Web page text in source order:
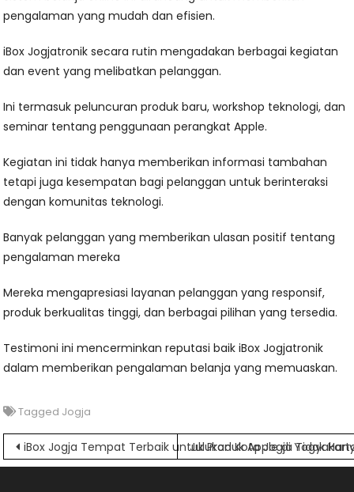
pengalaman yang mudah dan efisien.
iBox Jogjatronik secara rutin mengadakan berbagai kegiatan
dan event yang melibatkan pelanggan.
Ini termasuk peluncuran produk baru, workshop teknologi, dan
seminar tentang penggunaan perangkat Apple.
Kegiatan ini tidak hanya memberikan informasi tambahan
tetapi juga kesempatan bagi pelanggan untuk berinteraksi
dengan komunitas teknologi.
Banyak pelanggan yang memberikan ulasan positif tentang
pengalaman mereka
Mereka mengapresiasi layanan pelanggan yang responsif,
produk berkualitas tinggi, dan berbagai pilihan yang tersedia.
Testimoni ini mencerminkan reputasi baik iBox Jogjatronik
dalam memberikan pengalaman belanja yang memuaskan.
Tagged Jogja
Navigasi
iBox Jogja Tempat Terbaik untuk Produk Apple di
Julukan Kota Jogja Tidak